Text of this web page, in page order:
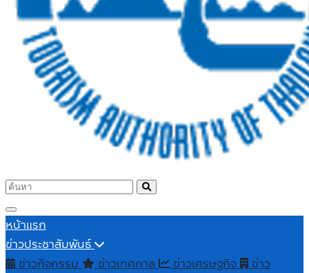
หน้าแรก
ข่าวประชาสัมพันธ์
ข่าวกิจกรรม
ข่าวเทศกาล ข่าวเศรษฐกิจ ข่าว